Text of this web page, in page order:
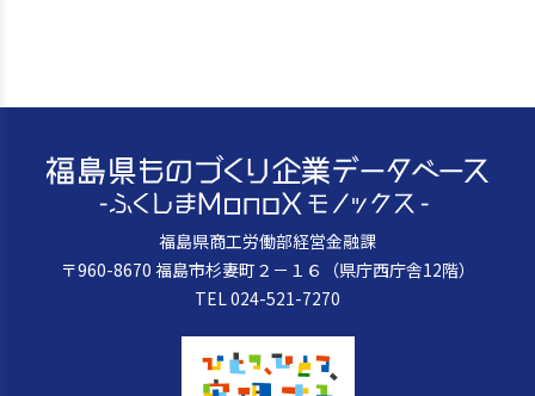
福島県商工労働部経営金融課
〒960-8670 福島市杉妻町２－１６（県庁西庁舎12階）
TEL 024-521-7270